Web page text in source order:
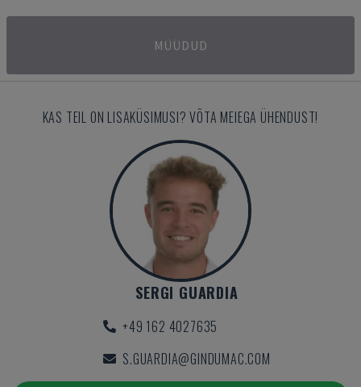
MÜÜDUD
KAS TEIL ON LISAKÜSIMUSI? VÕTA MEIEGA ÜHENDUST!
SERGI GUARDIA
+49 162 4027635
S.GUARDIA@GINDUMAC.COM